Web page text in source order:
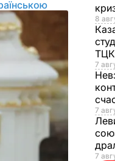
8
ТЦК
7
7
7